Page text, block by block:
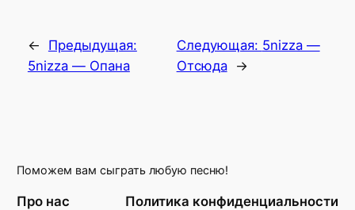
←
Предыдущая:
5nizza — Опана
Следующая: 5nizza —
Отсюда
→
Поможем вам сыграть любую песню!
Про нас Политика конфиденциальности